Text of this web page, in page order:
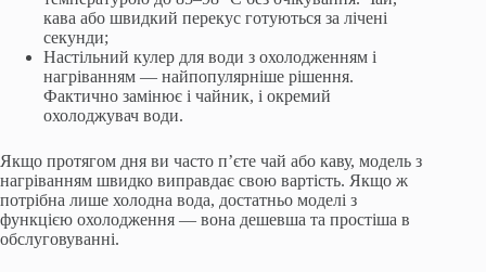
кава або швидкий перекус готуються за лічені
секунди;
Настільний кулер для води з охолодженням і
нагріванням — найпопулярніше рішення.
Фактично замінює і чайник, і окремий
охолоджувач води.
Якщо протягом дня ви часто п’єте чай або каву, модель з
нагріванням швидко виправдає свою вартість. Якщо ж
потрібна лише холодна вода, достатньо моделі з
функцією охолодження — вона дешевша та простіша в
обслуговуванні.